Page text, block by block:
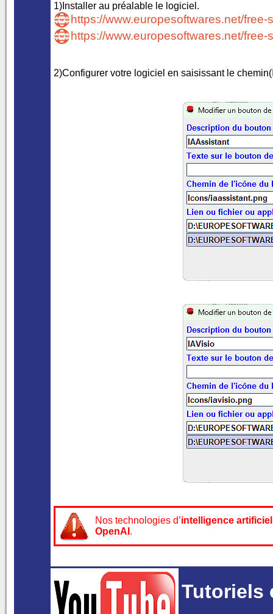
1)Installer au préalable le logiciel.
https://www.europesoftwares.net/
https://www.europesoftwares.net/
2)Configurer votre logiciel en saisissant le
Nos technologies d’intelligence
OpenAI .
Tutoriels